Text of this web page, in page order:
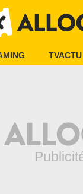
TVACTU